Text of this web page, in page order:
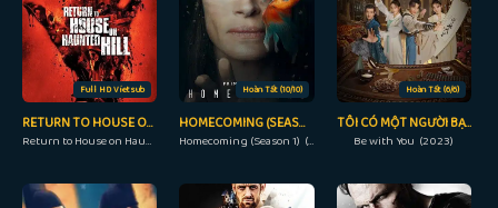
Full HD Vietsub
RETURN TO HOUSE ON HAUNTED HILL
Return to House on Haunted Hill (2007)
Hoàn Tất (10/10)
HOMECOMING (SEASON 1)
Homecoming (Season 1) (2018)
Hoàn Tất (6/6)
TÔI CÓ MỘT NGƯỜI BẠN
Be with You (2023)